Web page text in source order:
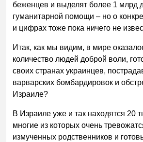
беженцев и выделят более 1 млрд
гуманитарной помощи – но о
и цифрах тоже пока ничего не
Итак, как мы видим, в мире
количество людей доброй воли,
своих странах украинцев,
варварских бомбардировок и
Израиле?
В Израиле уже и так находятся 20
многие из которых очень
измученных родственников и